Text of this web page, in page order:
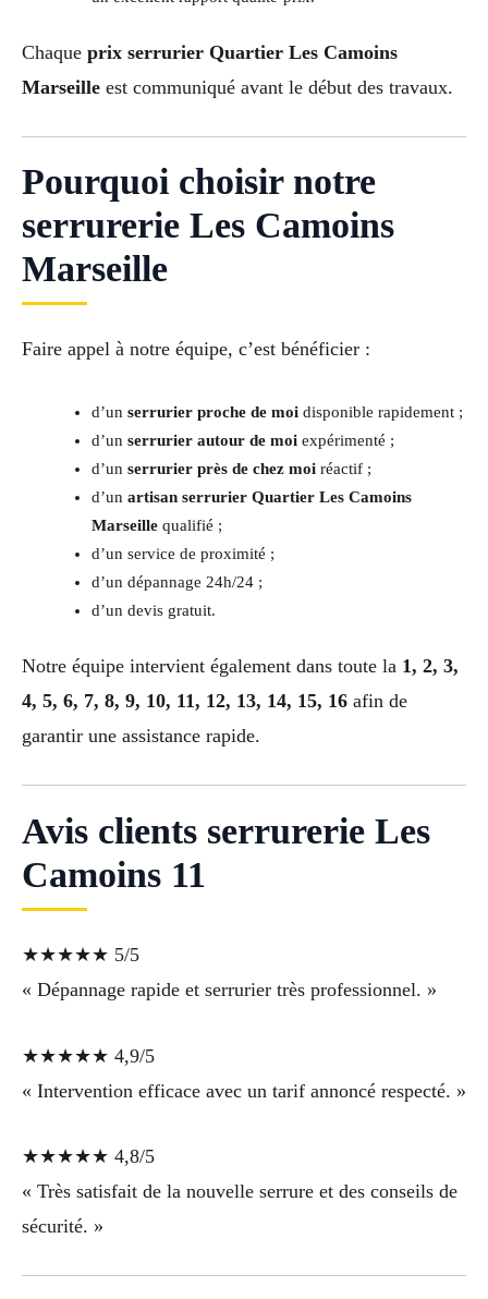
Chaque prix serrurier Quartier Les Camoins
Marseille est communiqué avant le début des travaux.
Pourquoi choisir notre
serrurerie Les Camoins
Marseille
Faire appel à notre équipe, c’est bénéficier :
d’un serrurier proche de moidisponible rapidement ;
d’un serrurier autour de moiexpérimenté ;
d’un serrurier près de chez moiréactif ;
d’un artisan serrurier Quartier Les Camoins
Marseillequalifié ;
d’un service de proximité ;
d’un dépannage 24h/24 ;
d’un devis gratuit.
Notre équipe intervient également dans toute la 1, 2, 3,
4, 5, 6, 7, 8, 9, 10, 11, 12, 13, 14, 15, 16 afin de
garantir une assistance rapide.
Avis clients serrurerie Les
Camoins 11
★★★★★ 5/5
« Dépannage rapide et serrurier très professionnel. »
★★★★★ 4,9/5
« Intervention efficace avec un tarif annoncé respecté. »
★★★★★ 4,8/5
« Très satisfait de la nouvelle serrure et des conseils de
sécurité. »